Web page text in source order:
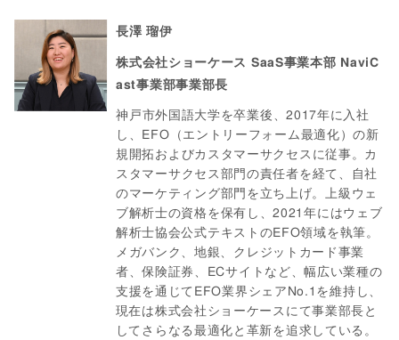
長澤 瑠伊
株式会社ショーケース SaaS事業本部 NaviC
ast事業部事業部長
神戸市外国語大学を卒業後、2017年に入社
し、EFO（エントリーフォーム最適化）の新
規開拓およびカスタマーサクセスに従事。カ
スタマーサクセス部門の責任者を経て、自社
のマーケティング部門を立ち上げ。上級ウェ
ブ解析士の資格を保有し、2021年にはウェブ
解析士協会公式テキストのEFO領域を執筆。
メガバンク、地銀、クレジットカード事業
者、保険証券、ECサイトなど、幅広い業種の
支援を通じてEFO業界シェアNo.1を維持し、
現在は株式会社ショーケースにて事業部長と
してさらなる最適化と革新を追求している。